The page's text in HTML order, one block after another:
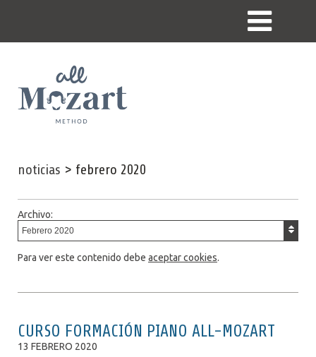
noticias > febrero 2020
Archivo:
Para ver este contenido debe aceptar cookies.
CURSO FORMACIÓN PIANO ALL-MOZART
13 FEBRERO 2020